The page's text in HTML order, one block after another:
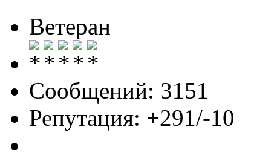
Ветеран
Сообщений: 3151
Репутация: +291/-10